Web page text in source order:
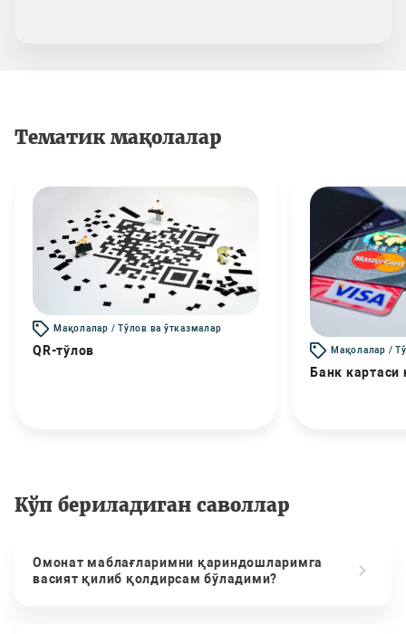
Тематик мақолалар
Мақолалар / Тўлов ва ўтказмалар
QR-тўлов Мақолалар /
Банк картаси
Кўп бериладиган саволлар
Омонат маблағларимни қариндошларимга
васият қилиб қолдирсам бўладими?